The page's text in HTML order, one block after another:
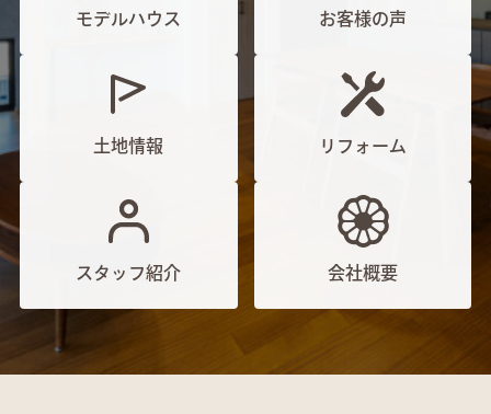
モデルハウス お客様の声
土地情報 リフォーム
スタッフ紹介 会社概要